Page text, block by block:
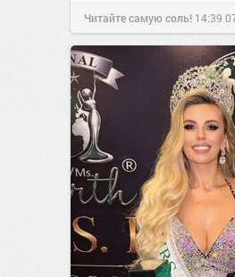
Читайте самую соль! 14:39